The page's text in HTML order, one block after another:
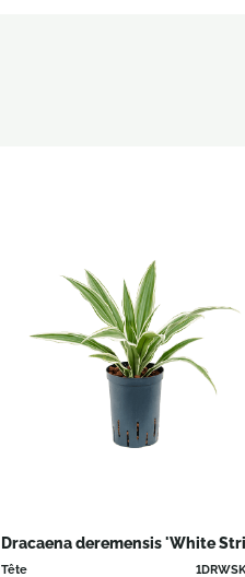
Dracaena deremensis 'White
Tête